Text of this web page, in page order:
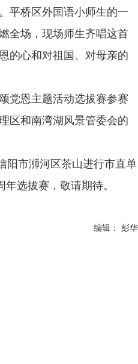
平桥区外国语小师生的一
全场，现场师生齐唱这首
的心和对祖国、对母亲的
恩主题活动选拔赛参赛
区和南湾湖风景管委会的
市浉河区茶山进行市直单
选拔赛，敬请期待。
编辑： 彭华